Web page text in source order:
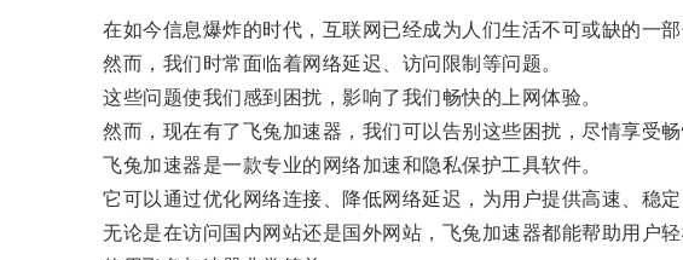
在如今信息爆炸的时代，互联网已经成为人们生活不可或缺的一部
然而，我们时常面临着网络延迟、访问限制等问题。
这些问题使我们感到困扰，影响了我们畅快的上网体验。
然而，现在有了飞兔加速器，我们可以告别这些困扰，尽情享受畅
飞兔加速器是一款专业的网络加速和隐私保护工具软件。
它可以通过优化网络连接、降低网络延迟，为用户提供高速、稳定
无论是在访问国内网站还是国外网站，飞兔加速器都能帮助用户轻